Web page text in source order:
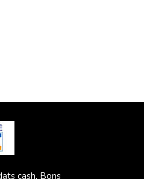
cash, Bons